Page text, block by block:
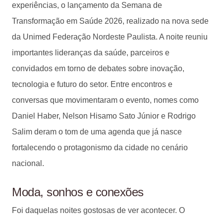
experiências, o lançamento da Semana de
Transformação em Saúde 2026, realizado na nova sede
da Unimed Federação Nordeste Paulista. A noite reuniu
importantes lideranças da saúde, parceiros e
convidados em torno de debates sobre inovação,
tecnologia e futuro do setor. Entre encontros e
conversas que movimentaram o evento, nomes como
Daniel Haber, Nelson Hisamo Sato Júnior e Rodrigo
Salim deram o tom de uma agenda que já nasce
fortalecendo o protagonismo da cidade no cenário
nacional.
Moda, sonhos e conexões
Foi daquelas noites gostosas de ver acontecer. O